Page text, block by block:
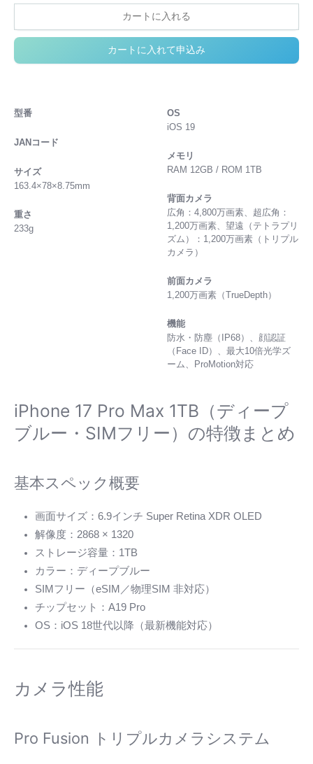
カートに入れる
カートに入れて申込み
型番
JANコード
サイズ
163.4×78×8.75mm
重さ
233g
OS
iOS 19
メモリ
RAM 12GB / ROM 1TB
背面カメラ
広角：4,800万画素、超広角：
1,200万画素、望遠（テトラプリ
ズム）：1,200万画素（トリプル
カメラ）
前面カメラ
1,200万画素（TrueDepth）
機能
防水・防塵（IP68）、顔認証
（Face ID）、最大10倍光学ズ
ーム、ProMotion対応
iPhone 17 Pro Max 1TB（ディープ
ブルー・SIMフリー）の特徴まとめ
基本スペック概要
画面サイズ：6.9インチ Super Retina XDR OLED
解像度：2868 × 1320
ストレージ容量：1TB
カラー：ディープブルー
SIMフリー（eSIM／物理SIM 非対応）
チップセット：A19 Pro
OS：iOS 18世代以降（最新機能対応）
カメラ性能
Pro Fusion トリプルカメラシステム